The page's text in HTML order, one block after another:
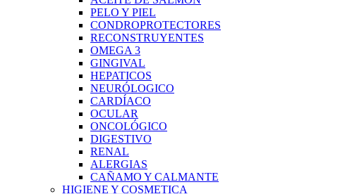
PELO Y PIEL
CONDROPROTECTORES
RECONSTRUYENTES
OMEGA 3
GINGIVAL
HEPATICOS
NEURÓLOGICO
CARDÍACO
OCULAR
ONCOLÓGICO
DIGESTIVO
RENAL
ALERGIAS
CAÑAMO Y CALMANTE
HIGIENE Y COSMETICA